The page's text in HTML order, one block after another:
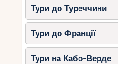
Тури до Туреччини
Тури до Франції
Тури на Кабо-Верде